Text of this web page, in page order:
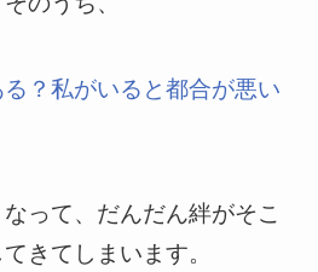
る？私がいると都合が悪い
って、だんだん絆がそこ
きてしまいます。